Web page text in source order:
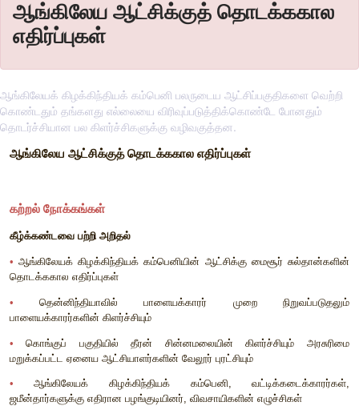
ஆங்கிலேய ஆட்சிக்குத் தொடக்ககால
எதிர்ப்புகள்
ஆங்கிலேயக் கிழக்கிந்தியக் கம்பெனி பலருடைய ஆட்சிப்பகுதிகளை வெற்றி
கொண்டதும் தங்களது எல்லையை விரிவுப்படுத்திக்கொண்டே போனதும்
தொடர்ச்சியான பல கிளர்ச்சிகளுக்கு வழிவகுத்தன.
ஆங்கிலேய ஆட்சிக்குத் தொடக்ககால எதிர்ப்புகள்
கற்றல் நோக்கங்கள்
கீழ்க்கண்டவை
• ஆங்கிலேயக் கிழக்கிந்தியக் கம்பெனியின் ஆட்சிக்கு